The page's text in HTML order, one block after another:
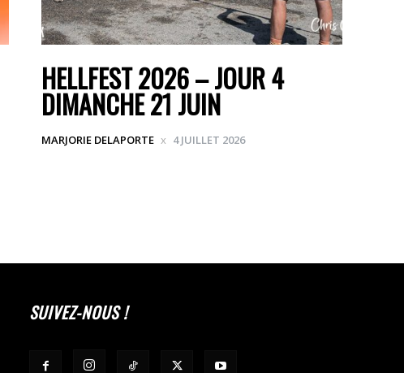
HELLFEST 2026 – JOUR 4
DIMANCHE 21 JUIN
MARJORIE DELAPORTE 4 JUILLET 2026
SUIVEZ-NOUS !